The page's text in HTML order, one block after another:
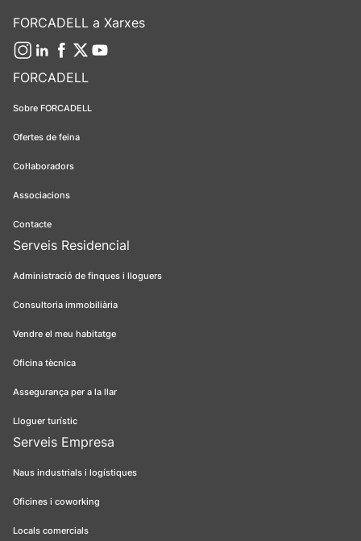
FORCADELL
Sobre FORCADELL
Ofertes de feina
Col·laboradors
Associacions
Contacte
Serveis Residencial
Administració de finques i lloguers
Consultoria immobiliària
Vendre el meu habitatge
Oficina tècnica
Assegurança per a la llar
Lloguer turístic
Serveis Empresa
Naus industrials i logístiques
Oficines i coworking
Locals comercials
FORCADELL a Xarxes